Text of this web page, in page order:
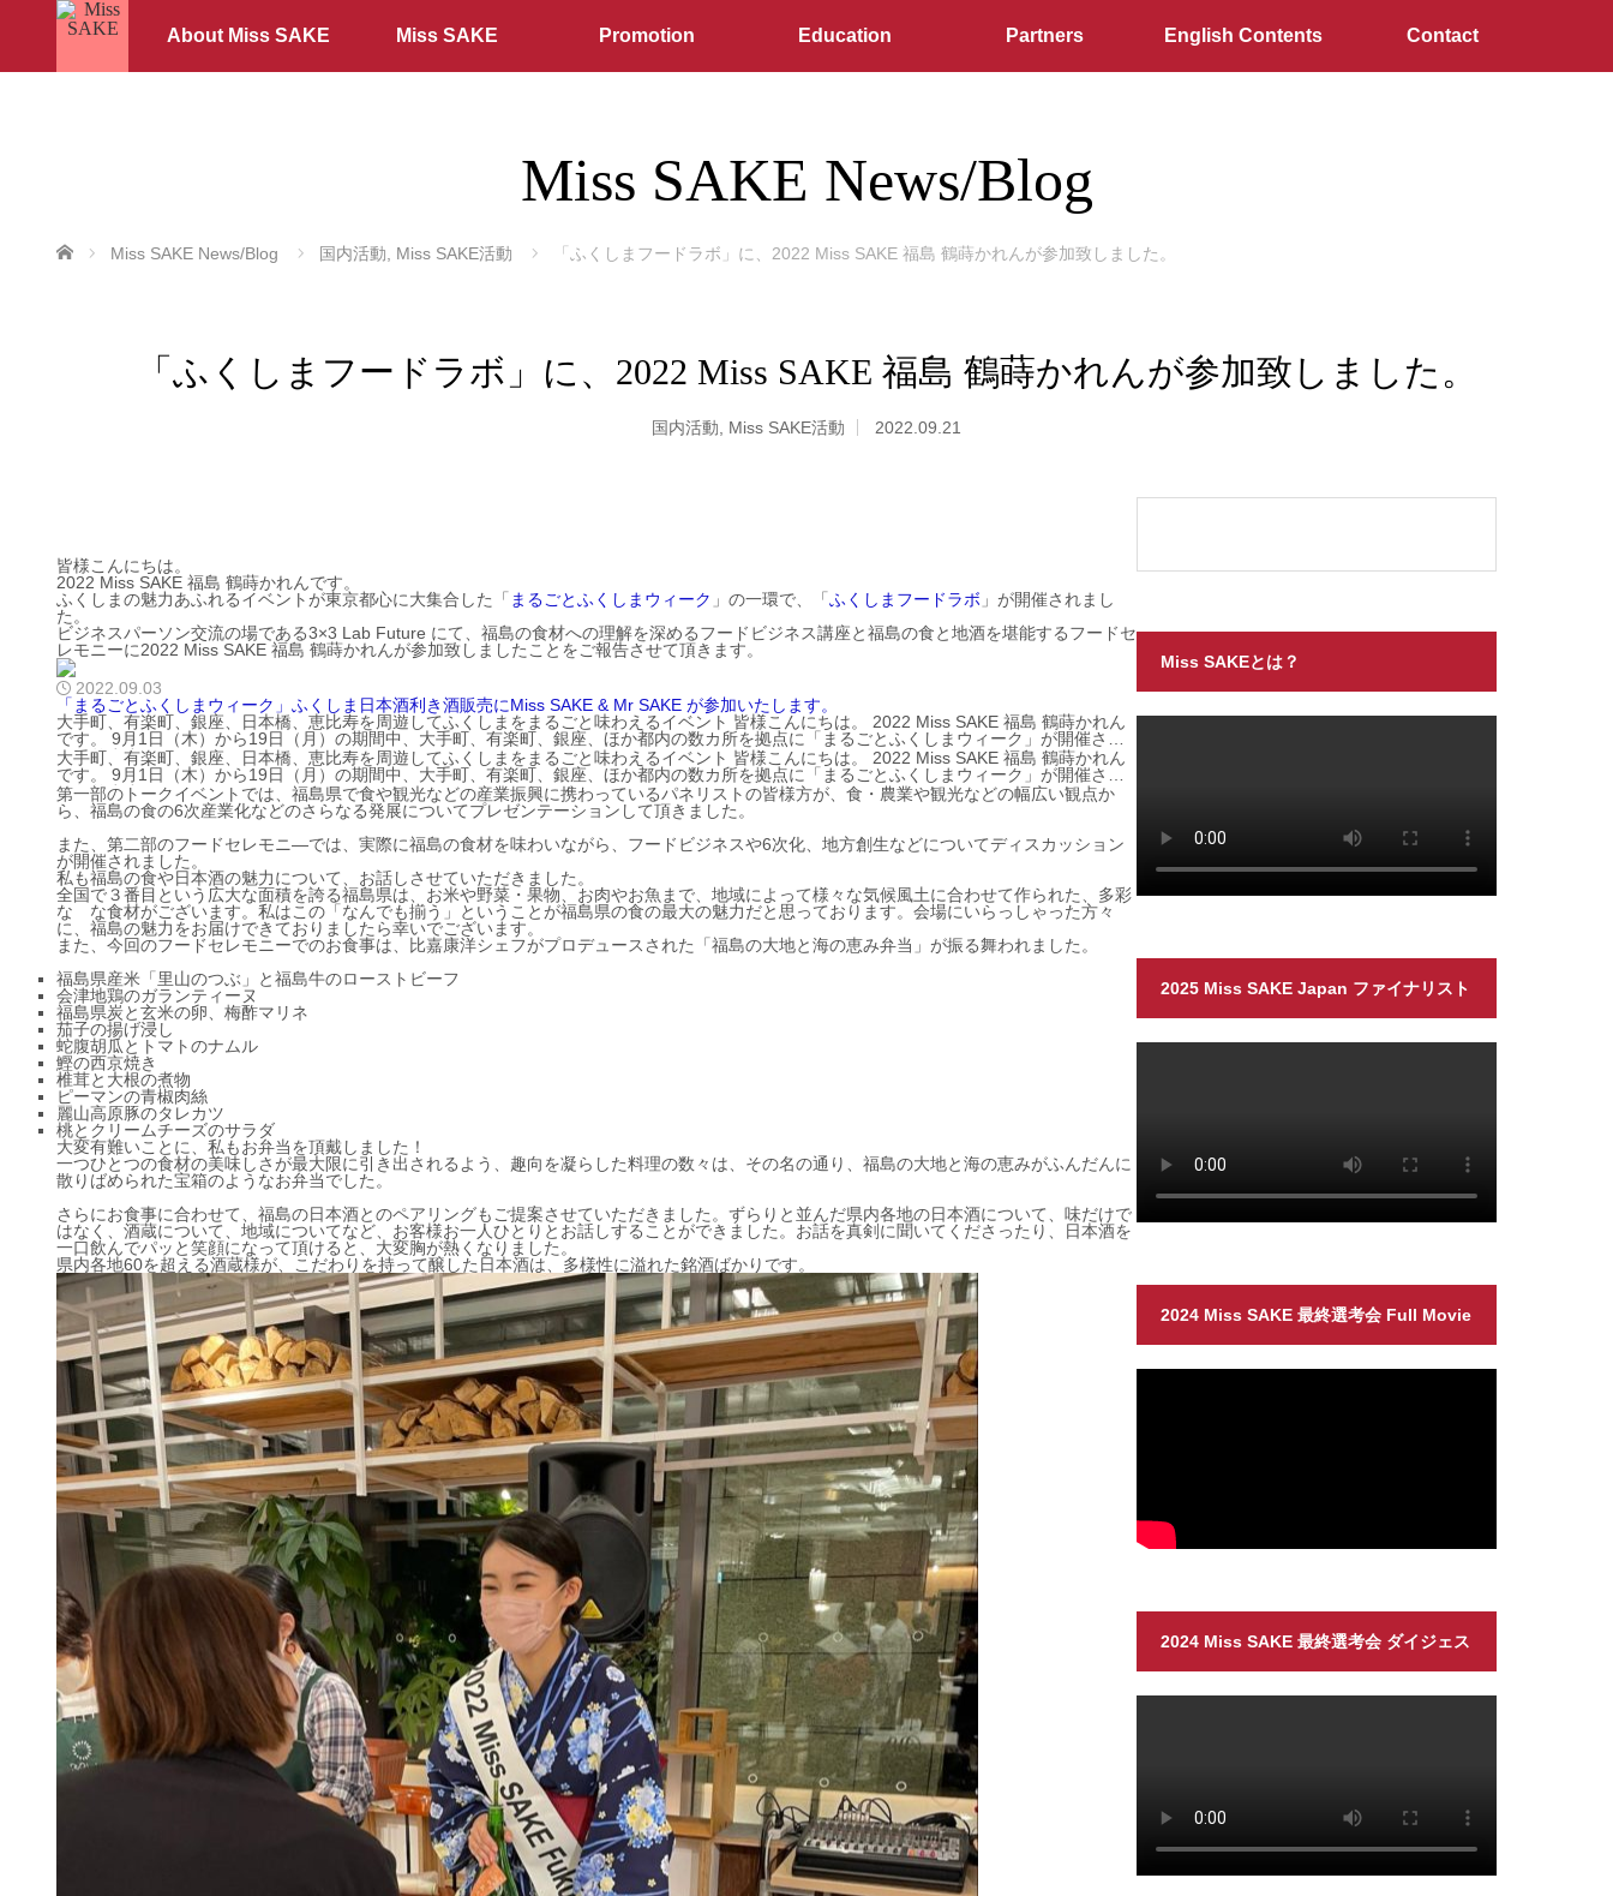
About Miss SAKE Miss SAKE Promotion Education Partners English Contents Contact
Miss SAKE News/Blog
ホーム Miss SAKE News/Blog 国内活動 Miss SAKE活動 「ふくしまフードラボ」に、2022 Miss SAKE 福島 鶴蒔かれんが参加致しました。
「ふくしまフードラボ」に、2022 Miss SAKE 福島 鶴蒔かれんが参加致しました。
国内活動 Miss SAKE活動 2022.09.21
皆様こんにちは。
2022 Miss SAKE 福島 鶴蒔かれんです。
ふくしまの魅力あふれるイベントが東京都心に大集合した「 まるごとふくしまウィーク 」の一環で、「 ふくしまフードラボ 」が開催されまし
た。
ビジネスパーソン交流の場である3×3 Lab Future にて、福島の食材への理解を深めるフードビジネス講座と福島の食と地酒を堪能するフードセ
レモニーに2022 Miss SAKE 福島 鶴蒔かれんが参加致しましたことをご報告させて頂きます。
2022.09.03
「まるごとふくしまウィーク」ふくしま日本酒利き酒販売にMiss SAKE & Mr SAKE が参加いたします。
大手町、有楽町、銀座、日本橋、恵比寿を周遊してふくしまをまるごと味わえるイベント 皆様こんにちは。 2022 Miss SAKE 福島 鶴蒔かれん
です。 9月1日（木）から19日（月）の期間中、大手町、有楽町、銀座、ほか都内の数カ所を拠点に「まるごとふくしまウィーク」が開催され
ております。...
大手町、有楽町、銀座、日本橋、恵比寿を周遊してふくしまをまるごと味わえるイベント 皆様こんにちは。 2022 Miss SAKE 福島 鶴蒔かれん
です。 9月1日（木）から19日（月）の期間中、大手町、有楽町、銀座、ほか都内の数カ所を拠点に「まるごとふくしまウィーク」が開催され
ております。...
第一部のトークイベントでは、福島県で食や観光などの産業振興に携わっているパネリストの皆様方が、食・農業や観光などの幅広い観点か
ら、福島の食の6次産業化などのさらなる発展についてプレゼンテーションして頂きました。
また、第二部のフードセレモニ―では、実際に福島の食材を味わいながら、フードビジネスや6次化、地方創生などについてディスカッション
が開催されました。
私も福島の食や日本酒の魅力について、お話しさせていただきました。
全国で３番目という広大な面積を誇る福島県は、お米や野菜・果物、お肉やお魚まで、地域によって様々な気候風土に合わせて作られた、多彩
な な食材がございます。私はこの「なんでも揃う」ということが福島県の食の最大の魅力だと思っております。会場にいらっしゃった方々
に、福島の魅力をお届けできておりましたら幸いでございます。
また、今回のフードセレモニーでのお食事は、比嘉康洋シェフがプロデュースされた「福島の大地と海の恵み弁当」が振る舞われました。
福島県産米「里山のつぶ」と福島牛のローストビーフ
会津地鶏のガランティーヌ
福島県炭と玄米の卵、梅酢マリネ
茄子の揚げ浸し
蛇腹胡瓜とトマトのナムル
鰹の西京焼き
椎茸と大根の煮物
ピーマンの青椒肉絲
麗山高原豚のタレカツ
桃とクリームチーズのサラダ
大変有難いことに、私もお弁当を頂戴しました！
一つひとつの食材の美味しさが最大限に引き出されるよう、趣向を凝らした料理の数々は、その名の通り、福島の大地と海の恵みがふんだんに
散りばめられた宝箱のようなお弁当でした。
さらにお食事に合わせて、福島の日本酒とのペアリングもご提案させていただきました。ずらりと並んだ県内各地の日本酒について、味だけで
はなく、酒蔵について、地域についてなど、お客様お一人ひとりとお話しすることができました。お話を真剣に聞いてくださったり、日本酒を
一口飲んでパッと笑顔になって頂けると、大変胸が熱くなりました。
県内各地60を超える酒蔵様が、こだわりを持って醸した日本酒は、多様性に溢れた銘酒ばかりです。
Miss SAKEとは？
2025 Miss SAKE Japan ファイナリスト
2024 Miss SAKE 最終選考会 Full Movie
2024 Miss SAKE 最終選考会 ダイジェス
ト